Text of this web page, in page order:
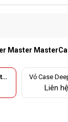
Master
Vỏ Case
CL500 4F
d Tower/Màu
Liên hệ